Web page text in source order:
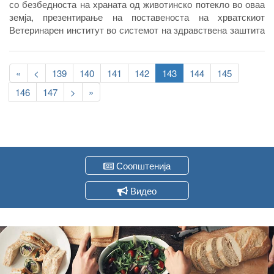
со безбедноста на храната од животинско потекло во оваа
земја, презентирање на поставеноста на хрватскиот
Ветеринарен институт во системот на здравствена заштита
соработка со македонската Агенција за безбедност на
храната, се темите на кои дискутираа на денешната
средба, директорот на Агенцијата за храна и ветеринарство
Зоран Атанасов и првиот човек на Хрватскиот ветеринарен
Pagination
First
page
«
Previous
page
< Page
139 Page
140 Page
141 Page
142
Current
page
143 Page
144 Page
145
Page
146 Page
147
Следна
страна
>
Last
page
»
Соопштенија
Видео